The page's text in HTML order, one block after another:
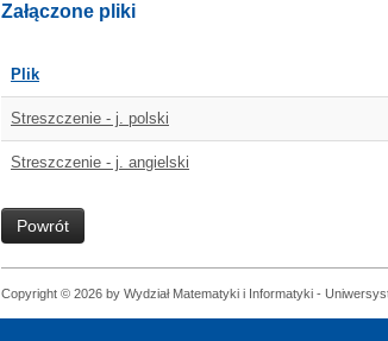
Załączone pliki
Plik
Streszczenie - j. polski
Streszczenie - j. angielski
Powrót
Copyright © 2026 by Wydział Matematyki i Informatyki -